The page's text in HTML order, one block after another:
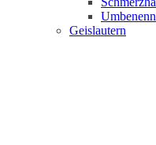
Geislautern